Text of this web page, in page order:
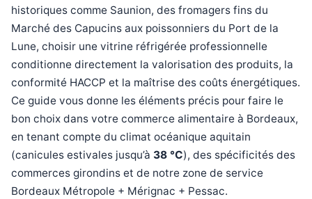
historiques comme Saunion, des fromagers fins du
Marché des Capucins aux poissonniers du Port de la
Lune, choisir une vitrine réfrigérée professionnelle
conditionne directement la valorisation des produits, la
conformité HACCP et la maîtrise des coûts énergétiques.
Ce guide vous donne les éléments précis pour faire le
bon choix dans votre commerce alimentaire à Bordeaux,
en tenant compte du climat océanique aquitain
(canicules estivales jusqu’à 38 °C), des spécificités des
commerces girondins et de notre zone de service
Bordeaux Métropole + Mérignac + Pessac.